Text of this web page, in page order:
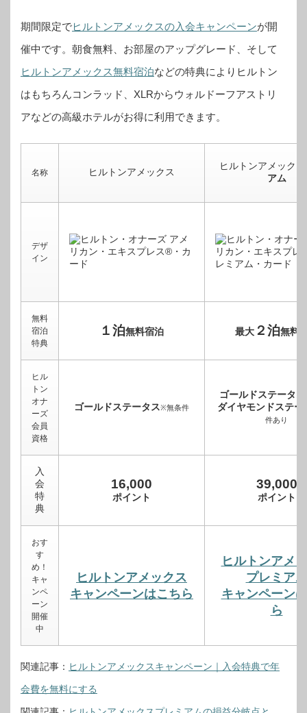
期間限定でヒルトンアメックスの入会キャンペーンが開
催中です。 朝食無料、お部屋のアップグレード、そして
ヒルトンアメックス無料宿泊などの特典によりヒルトン
はもちろんコンラッド、XLRからウォルドーフアストリ
アなどの高級ホテルがお得に利用できます。
名称 ヒルトンアメックス
ヒルトンアメックス
アム
デザ
イン
無料
宿泊
特典
１泊無料宿泊 最大２泊無料
ヒル
トン
オナ
ーズ
会員
資格
ゴールドステータス※無条件
ゴールドステータス
ダイヤモンドステー
件あり
入
会
特
典
16,000
ポイント
39,000
ポイント
おす
す
め！
キャ
ンペ
ーン
開催
中
ヒルトンアメックス
キャンペーンはこちら
ヒルトンアメ
プレミアム
キャンペーン
ら
関連記事： ヒルトンアメックスキャンペーン｜入会特典で年
会費を無料にする